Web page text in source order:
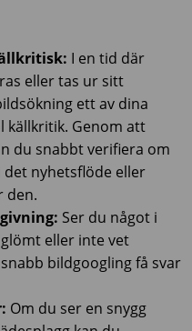
I en tid där
eller tas ur sitt
ett av dina
källkritik. Genom att
du snabbt verifiera om
nyhetsflöde eller
den.
Ser du något i
eller inte vet
bildgoogling få svar
Om du ser en snygg